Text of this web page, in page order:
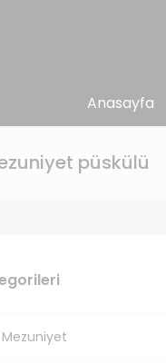
Anasayfa
püskülü